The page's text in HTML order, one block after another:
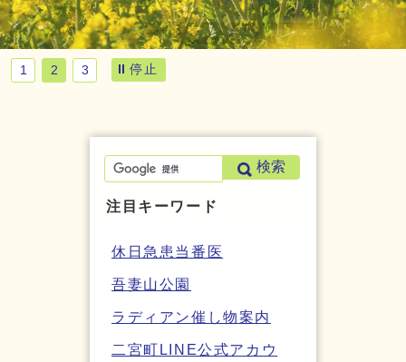
1 2 3 停止
検索
注目キーワード
休日急患当番医
吾妻山公園
ラディアン催し物案内
二宮町LINE公式アカウ